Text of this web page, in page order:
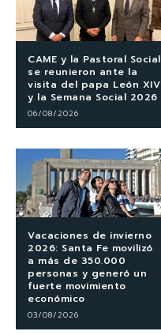
CAME y la Pastoral Social
se reunieron ante la
visita del papa León XIV
y la Semana Social 2026
06/08/2026
Vacaciones de invierno
2026: Santa Fe movilizó
a más de 350.000
personas y generó un
fuerte movimiento
económico
03/08/2026